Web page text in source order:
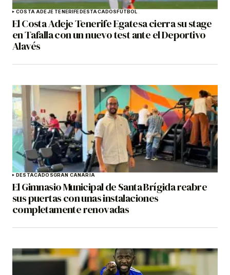
COSTA ADEJE TENERIFEDESTACADOSFÚTBOL
El Costa Adeje Tenerife Egatesa cierra su stage
en Tafalla con un nuevo test ante el Deportivo
Alavés
DESTACADOSGRAN CANARIA
El Gimnasio Municipal de Santa Brígida reabre
sus puertas con unas instalaciones
completamente renovadas